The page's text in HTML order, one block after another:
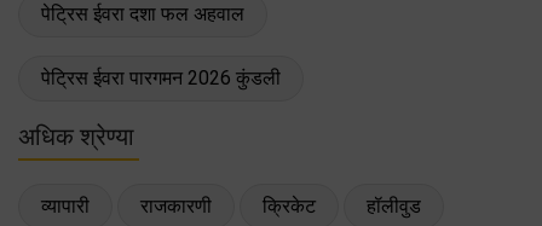
पेट्रिस ईवरा दशा फल अहवाल
पेट्रिस ईवरा पारगमन 2026 कुंडली
अधिक श्रेण्या
व्यापारी राजकारणी क्रिकेट हॉलीवुड